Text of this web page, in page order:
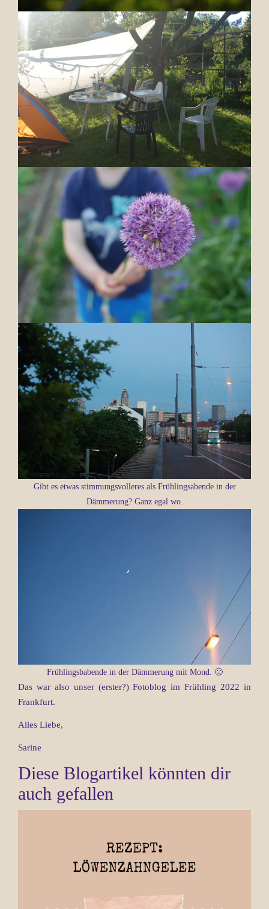
Gibt es etwas stimmungsvolleres als Frühlingsabende in der
Dämmerung? Ganz egal wo.
Frühlingsbabende in der Dämmerung mit Mond. 🙂
Das war also unser (erster?) Fotoblog im Frühling 2022 in
Frankfurt.
Alles Liebe,
Sarine
Diese Blogartikel könnten dir
auch gefallen